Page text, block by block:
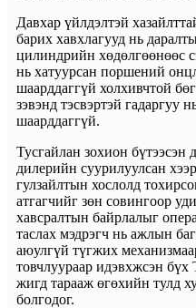
Давхар үйлдэлтэй
барих хавхлагууд нь
цилиндрийн хөдөлгөөнөөс
нь хатуурсан поршений
шаарддаггүй холхивчтой
зэвэнд тэсвэртэй гадаргуу
шаарддаггүй.
Тусгайлан зохион бүтээсэн
дилерийн суурилуулсан
гулзайлтын хослолд
атгагчийг зөн совингоор
хавсралтын байрлалыг
таслах мэдрэгч нь ажлын
аюулгүй түгжих
товчлуураар идэвхжсэн бүх
жигд тарааж өгөхийн тулд
болгодог.